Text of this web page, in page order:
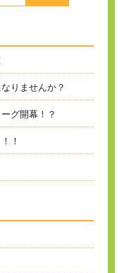
りませんか？
グ開幕！？
！